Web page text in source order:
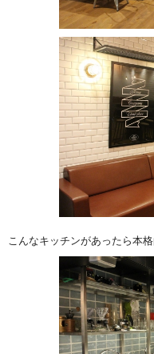
こんなキッチンがあったら本